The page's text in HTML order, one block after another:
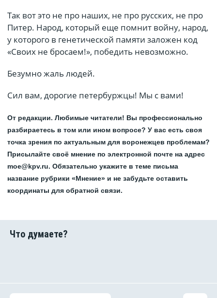
Так вот это не про наших, не про русских, не про
Питер. Народ, который еще помнит войну, народ,
у которого в генетической памяти заложен код
«Своих не бросаем!», победить невозможно.
Безумно жаль людей.
Сил вам, дорогие петербуржцы! Мы с вами!
От редакции. Любимые читатели! Вы профессионально
разбираетесь в том или ином вопросе? У вас есть своя
точка зрения по актуальным для воронежцев проблемам?
Присылайте своё мнение по электронной почте на адрес
moe@kpv.ru. Обязательно укажите в теме письма
название рубрики «Мнение» и не забудьте оставить
координаты для обратной связи.